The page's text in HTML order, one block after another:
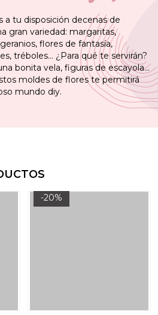
a tu disposición decenas de
gran variedad: margaritas,
flores de fantasía,
tréboles… ¿Para qué te servirán?
bonita vela, figuras de escayola...
moldes de flores te permitirá
mundo diy.
-20%